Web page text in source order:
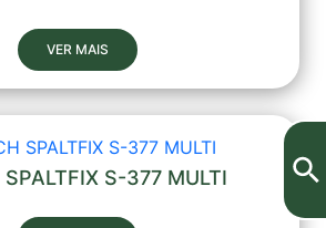
VER MAIS
SPALTFIX S-377 MULTI